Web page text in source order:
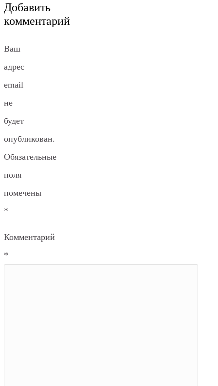
Добавить
комментарий
Ваш
адрес
email
не
будет
опубликован.
Обязательные
поля
помечены
*
Комментарий
*